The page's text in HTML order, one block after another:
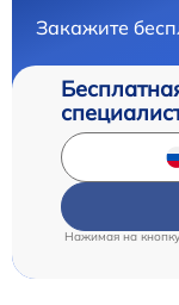
Закажите
Нажимая на